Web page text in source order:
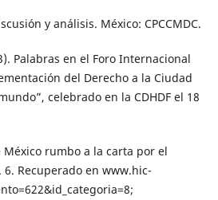
y análisis. México: CPCCMDC.
Palabras en el Foro Internacional
del Derecho a la Ciudad
celebrado en la CDHDF el 18
rumbo a la carta por el
Recuperado en www.hic-